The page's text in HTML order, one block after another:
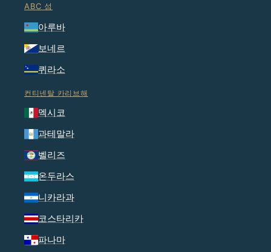
ABC 섬
아루바
보네르
퀴라소
컨티넨탈 카리브해
멕시코
과테말라
벨리즈
온두라스
니카라과
코스타리카
파나마